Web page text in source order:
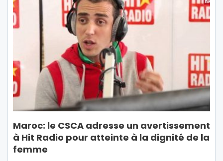
Maroc: le CSCA adresse un avertissement
à Hit Radio pour atteinte à la dignité de la
femme